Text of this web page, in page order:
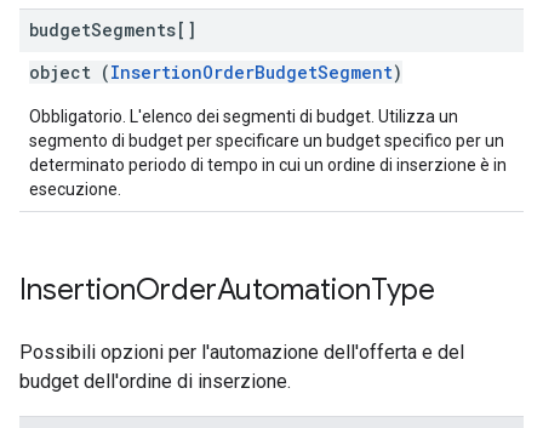
budgetSegments[]
object (InsertionOrderBudgetSegment)
Obbligatorio. L'elenco dei segmenti di budget. Utilizza un
segmento di budget per specificare un budget specifico per un
determinato periodo di tempo in cui un ordine di inserzione è in
esecuzione.
InsertionOrderAutomationType
Possibili opzioni per l'automazione dell'offerta e del
budget dell'ordine di inserzione.